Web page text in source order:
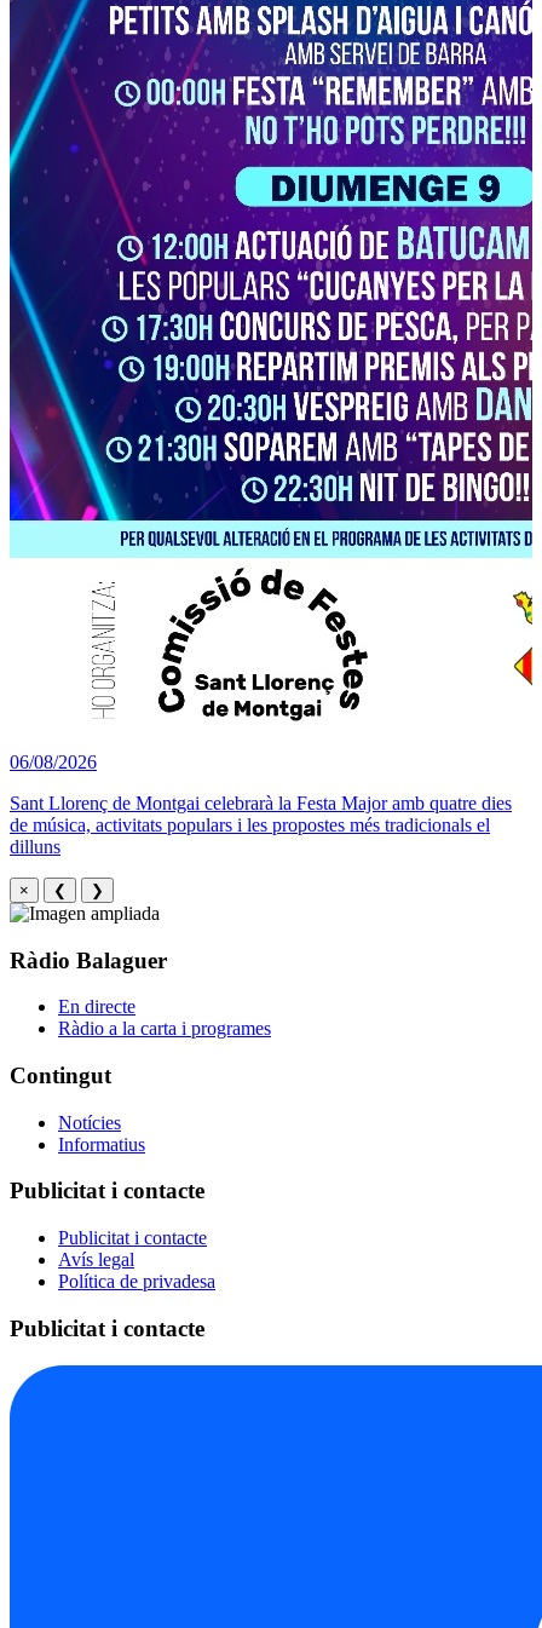
06/08/2026
Sant Llorenç de Montgai celebrarà la Festa Major amb quatre dies
de música, activitats populars i les propostes més tradicionals el
dilluns
× ❮ ❯
Ràdio Balaguer
En directe
Ràdio a la carta i programes
Contingut
Notícies
Informatius
Publicitat i contacte
Publicitat i contacte
Avís legal
Política de privadesa
Publicitat i contacte